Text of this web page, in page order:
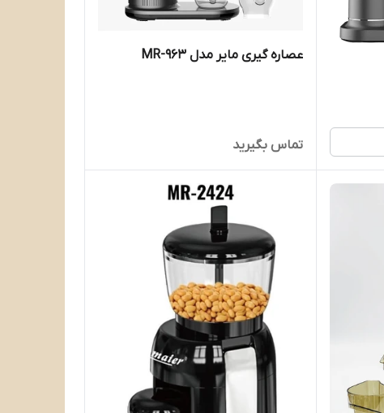
عصاره گیری مایر مدل MR-963
تماس بگیرید